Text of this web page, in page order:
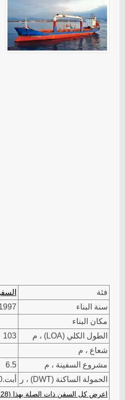
فئة
سنة البناء
مكان البناء
الطول الكلي (LOA) ، م
103
شعاع ، م
مشروع السفينة ، م
6.5
الحمولة الساكنة (DWT) ، ر
أبت.5800
اعرض كل السفن ذات الصلة بهذا (id11128)